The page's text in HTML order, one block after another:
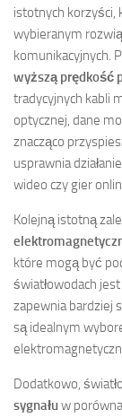
istotnych korzyści,
wybieranym
komunikacyjnych.
wyższą prędkość
tradycyjnych kabli
optycznej, dane
znacząco
usprawnia
wideo czy gier
Kolejną istotną
które mogą być
światłowodach
zapewnia bardziej
są idealnym
Dodatkowo,
sygnałuw